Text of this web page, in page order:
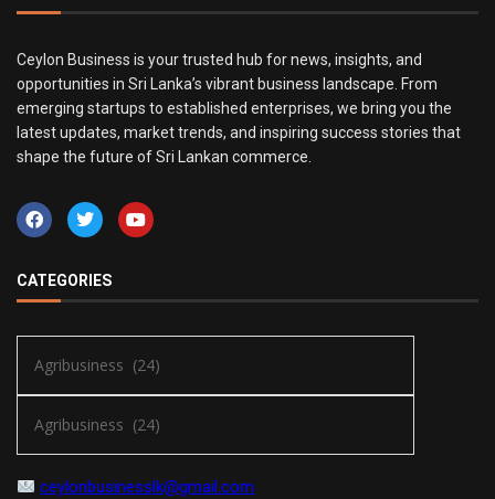
Ceylon Business is your trusted hub for news, insights, and
opportunities in Sri Lanka’s vibrant business landscape. From
emerging startups to established enterprises, we bring you the
latest updates, market trends, and inspiring success stories that
shape the future of Sri Lankan commerce.
CATEGORIES
ceylonbusinesslk@gmail.com